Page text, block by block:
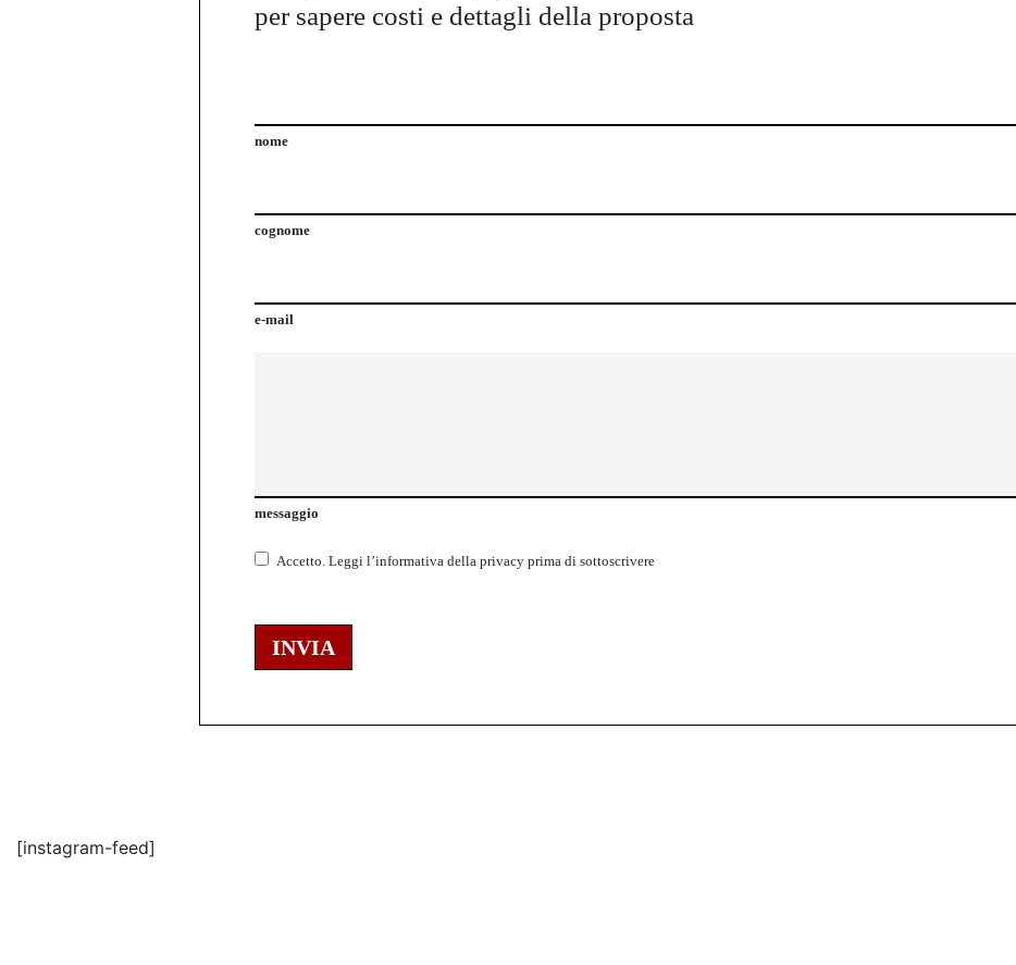
per sapere costi e dettagli della proposta
nome
cognome
e-mail
messaggio
Accetto. Leggi l’informativa della privacy prima di sottoscrivere
INVIA
[instagram-feed]